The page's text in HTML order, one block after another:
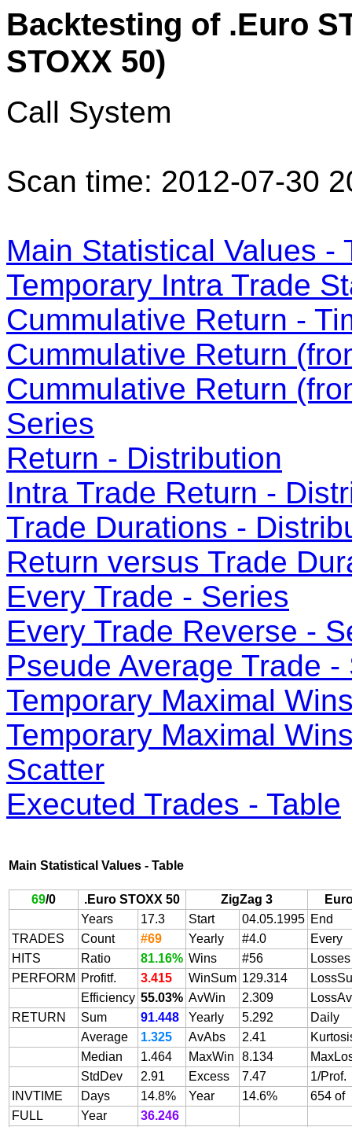
Backtesting of .Euro
STOXX 50)
Call System
Scan time: 2012-07-30
Main Statistical Values -
Temporary Intra Trade
Cummulative Return -
Cummulative Return
Cummulative Return
Series
Return - Distribution
Intra Trade Return -
Trade Durations -
Return versus Trade
Every Trade - Series
Every Trade Reverse -
Pseude Average Trade -
Temporary Maximal
Temporary Maximal
Scatter
Executed Trades - Table
Main Statistical Values - Table
69/0 .Euro STOXX 50 ZigZag 3
Years
17.3 Start 04.05.1995 End
TRADES
Count #69 Yearly #4.0
Every
HITS
Ratio 81.16% Wins #56
Losses
PERFORM
Profitf. 3.415 WinSum 129.314
Efficiency 55.03% AvWin 2.309
LossAv
RETURN
Sum 91.448 Yearly 5.292
Daily
Average
1.325 AvAbs 2.41
Median
1.464 MaxWin 8.134
StdDev
2.91 Excess 7.47
1/Prof.
INVTIME
Days 14.8% Year 14.6%
654 of
FULL
Year
36.246